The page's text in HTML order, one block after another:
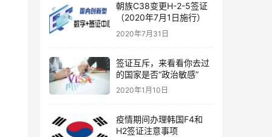
朝族C38变更H-2-5签证
（2020年7月1日施行）
2020年7月31日
签证互斥，来看看你去过
的国家是否“政治敏感”
2020年1月10日
疫情期间办理韩国F4和
H2签证注意事项